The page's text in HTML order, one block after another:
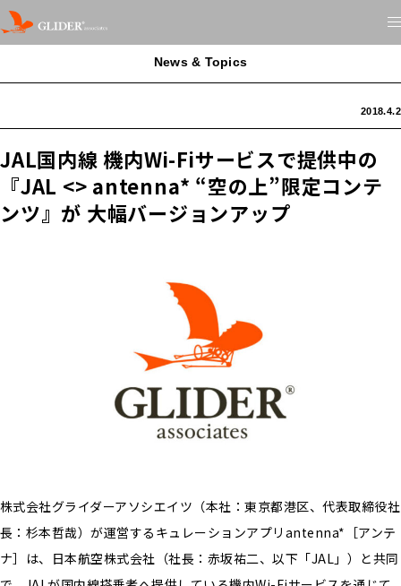
News & Topics
2018.4.2
JAL国内線 機内Wi-Fiサービスで提供中の
『JAL <> antenna* “空の上”限定コンテ
ンツ』が 大幅バージョンアップ
株式会社グライダーアソシエイツ（本社：東京都港区、代表取締役社
長：杉本哲哉）が運営するキュレーションアプリantenna*［アンテ
ナ］は、日本航空株式会社（社長：赤坂祐二、以下「JAL」）と共同